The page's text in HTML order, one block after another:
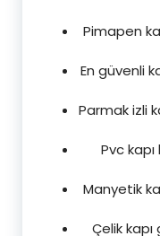
Pimapen
En güvenli
Parmak izli
Pvc kapı
Manyetik
Çelik kapı